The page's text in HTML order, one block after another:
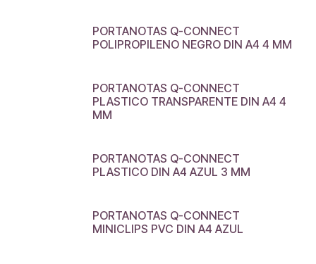
PORTANOTAS Q-CONNECT
POLIPROPILENO NEGRO DIN A4 4 MM
PORTANOTAS Q-CONNECT
PLASTICO TRANSPARENTE DIN A4 4
MM
PORTANOTAS Q-CONNECT
PLASTICO DIN A4 AZUL 3 MM
PORTANOTAS Q-CONNECT
MINICLIPS PVC DIN A4 AZUL